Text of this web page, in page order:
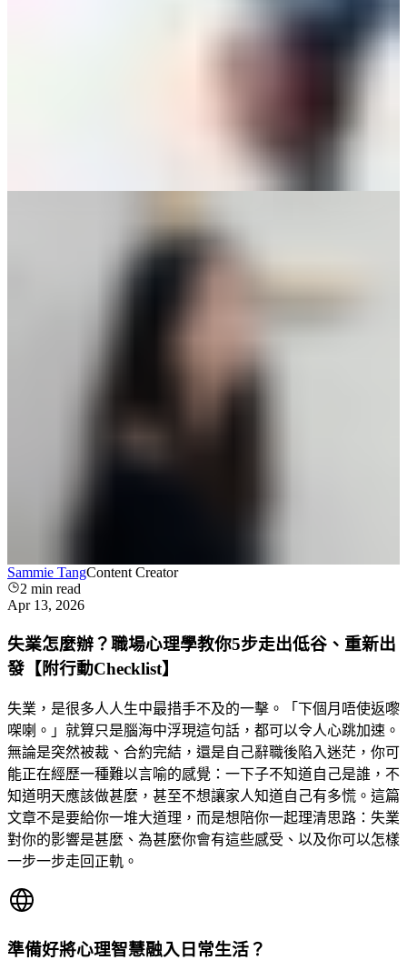
Sammie TangContent Creator
2 min read
Apr 13, 2026
失業怎麼辦？職場心理學教你5步走出低谷、重新出
發【附行動Checklist】
失業，是很多人人生中最措手不及的一擊。「下個月唔使返嚟
㗎喇。」就算只是腦海中浮現這句話，都可以令人心跳加速。
無論是突然被裁、合約完結，還是自己辭職後陷入迷茫，你可
能正在經歷一種難以言喻的感覺：一下子不知道自己是誰，不
知道明天應該做甚麼，甚至不想讓家人知道自己有多慌。這篇
文章不是要給你一堆大道理，而是想陪你一起理清思路：失業
對你的影響是甚麼、為甚麼你會有這些感受、以及你可以怎樣
一步一步走回正軌。
準備好將心理智慧融入日常生活？